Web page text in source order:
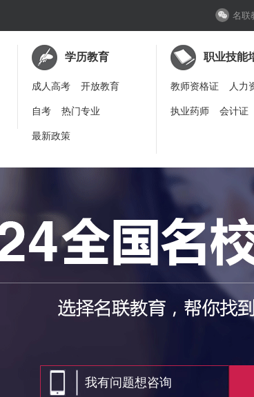
名联
学历教育
成人高考 开放教育
自考 热门专业
最新政策
职业技能
教师资格证 人力
执业药师 会计证